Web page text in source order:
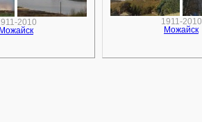
2010
Можайск
1911-2010
Можайск